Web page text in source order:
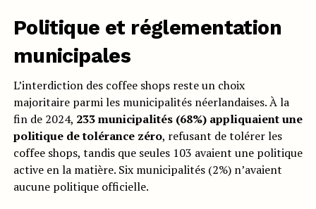
Politique et réglementation
municipales
L’interdiction des coffee shops reste un choix
majoritaire parmi les municipalités néerlandaises. À la
fin de 2024, 233 municipalités (68%) appliquaient une
politique de tolérance zéro, refusant de tolérer les
coffee shops, tandis que seules 103 avaient une politique
active en la matière. Six municipalités (2%) n’avaient
aucune politique officielle.